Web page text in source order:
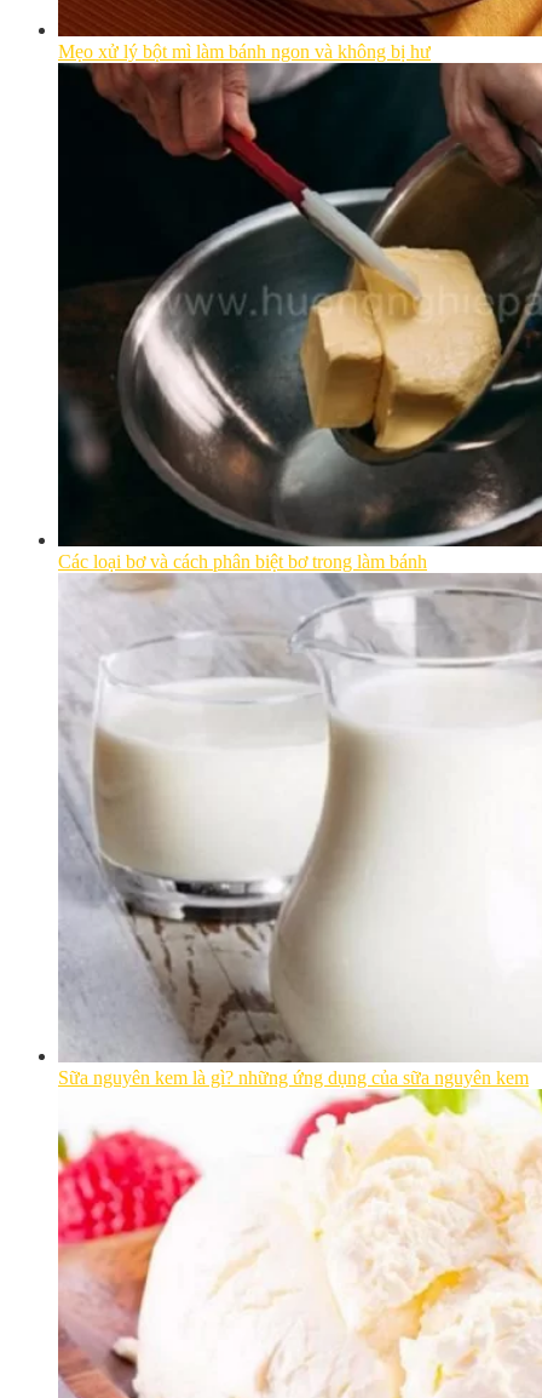
Mẹo xử lý bột mì làm bánh ngon và không bị hư
Các loại bơ và cách phân biệt bơ trong làm bánh
Sữa nguyên kem là gì? những ứng dụng của sữa nguyên kem